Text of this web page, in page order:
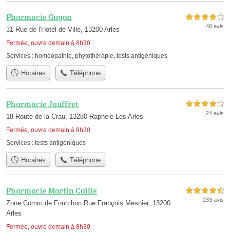
Pharmacie Guyon
31 Rue de l'Hotel de Ville, 13200 Arles
Fermée, ouvre demain à 8h30
4,0 étoiles sur 5
40 avis
Services : homéopathie, phytothérapie, tests antigéniques
Horaires Téléphone
Pharmacie Jauffret
18 Route de la Crau, 13280 Raphele Les Arles
Fermée, ouvre demain à 8h30
4,0 étoiles sur 5
24 avis
Services : tests antigéniques
Horaires Téléphone
Pharmacie Martin Caille
Zone Comm de Fourchon Rue François Mesnier, 13200
Arles
Fermée, ouvre demain à 8h30
4,5 étoiles sur 5
233 avis